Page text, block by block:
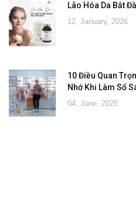
Lão Hóa Da Bắt
12, January, 2026
10 Điều Quan
Nhớ Khi Làm Sổ
04, June, 2025